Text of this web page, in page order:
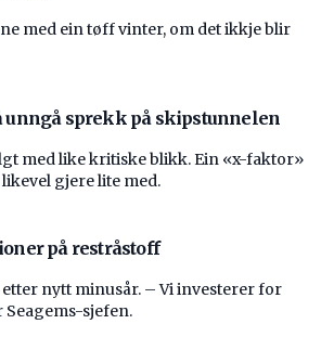
med ein tøff vinter, om det ikkje blir
unngå sprekk på skipstunnelen
med like kritiske blikk. Ein «x-faktor»
gjere lite med.
på restråstoff
nytt minusår. – Vi investerer for
sjefen.